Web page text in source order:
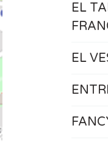
EL
EL